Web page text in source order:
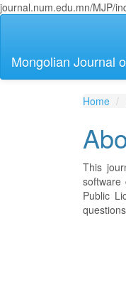
journal.num.edu.mn/MJP/
Content
Sidebar
Mongolian Journal
Home
This
software
Public